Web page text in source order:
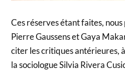
Ces réserves étant faites,
Pierre Gaussens et Gaya
citer les critiques antérieures,
la sociologue Silvia Rivera